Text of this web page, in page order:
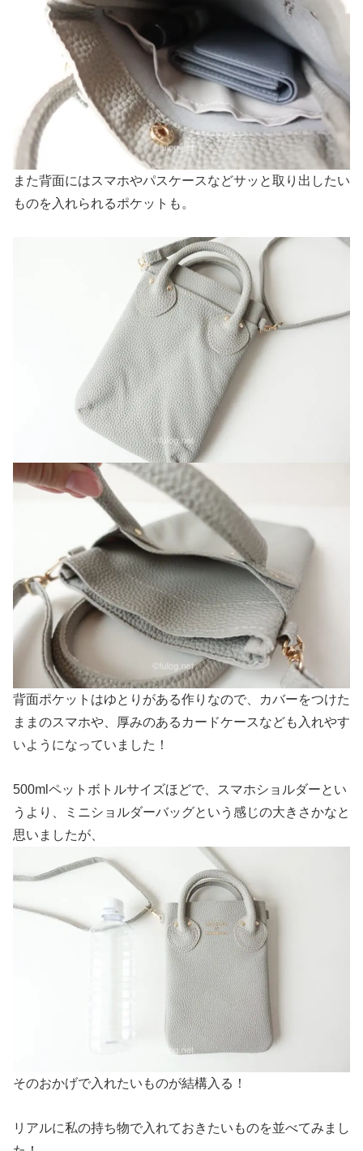
また背面にはスマホやパスケースなどサッと取り出したい
ものを入れられるポケットも。
背面ポケットはゆとりがある作りなので、カバーをつけた
ままのスマホや、厚みのあるカードケースなども入れやす
いようになっていました！
500mlペットボトルサイズほどで、スマホショルダーとい
うより、ミニショルダーバッグという感じの大きさかなと
思いましたが、
そのおかげで入れたいものが結構入る！
リアルに私の持ち物で入れておきたいものを並べてみまし